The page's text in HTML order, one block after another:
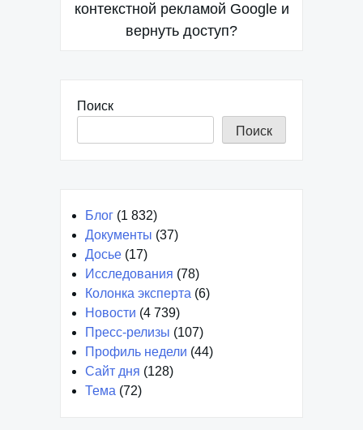
записям
контекстной рекламой Google и
вернуть доступ?
Поиск
Поиск
Блог (1 832)
Документы (37)
Досье (17)
Исследования (78)
Колонка эксперта (6)
Новости (4 739)
Пресс-релизы (107)
Профиль недели (44)
Сайт дня (128)
Тема (72)